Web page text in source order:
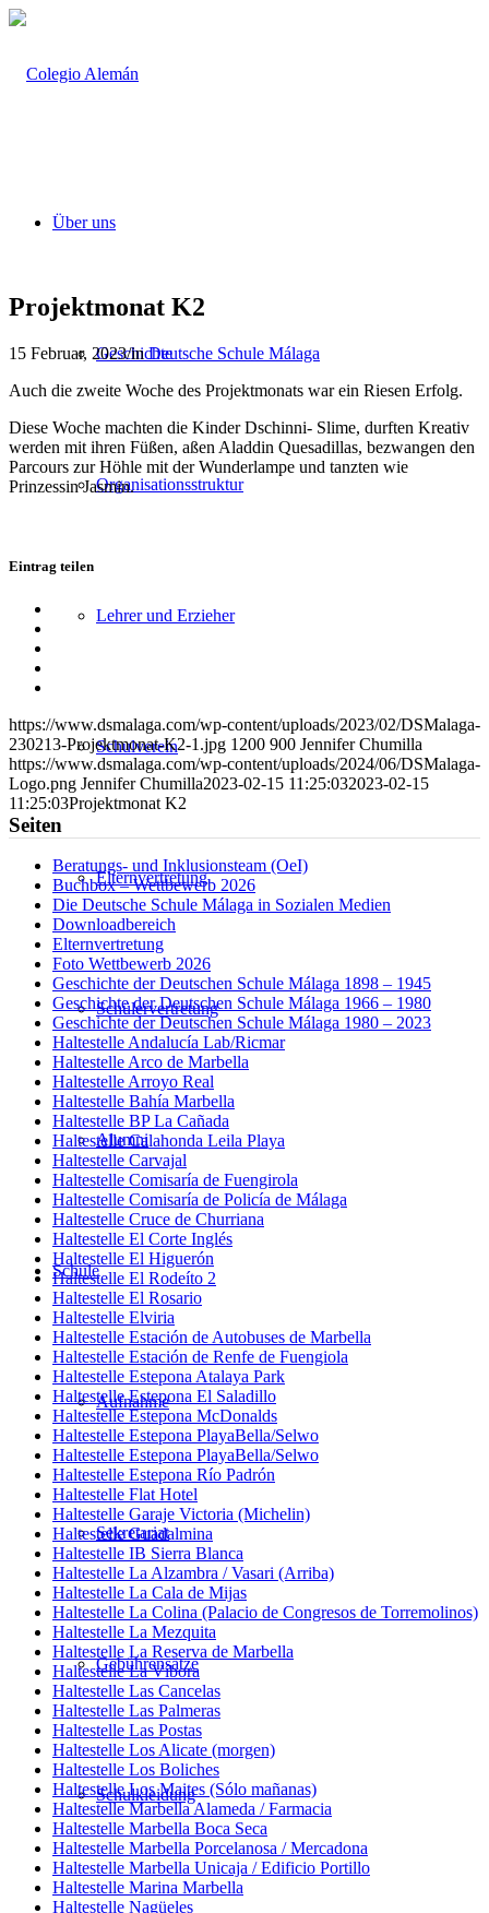
Über uns
Geschichte
Organisationsstruktur
Lehrer und Erzieher
Schulverein
Elternvertretung
Schülervertretung
Alumni
Schule
Aufnahme
Sekretariat
Gebührensätze
Schulkleidung
Projektmonat K2
15 Februar, 2023/inDeutsche Schule Málaga
Auch die zweite Woche des Projektmonats war ein Riesen Erfolg.
Diese Woche machten die Kinder Dschinni- Slime, durften Kreativ
werden mit ihren Füßen, aßen Aladdin Quesadillas, bezwangen den
Parcours zur Höhle mit der Wunderlampe und tanzten wie
Prinzessin Jasmin.
Eintrag teilen
Teilen
Mail
teilen
https://www.dsmalaga.com/wp-content/uploads/2023/02/DSMalaga-
230213-Projektmonat-K2-1.jpg 1200 900 Jennifer Chumilla
https://www.dsmalaga.com/wp-content/uploads/2024/06/DSMalaga-
Logo.png Jennifer Chumilla2023-02-15 11:25:032023-02-15
11:25:03Projektmonat K2
Seiten
Beratungs- und Inklusionsteam (OeI)
Buchbox – Wettbewerb 2026
Die Deutsche Schule Málaga in Sozialen Medien
Downloadbereich
Elternvertretung
Foto Wettbewerb 2026
Geschichte der Deutschen Schule Málaga 1898 – 1945
Geschichte der Deutschen Schule Málaga 1966 – 1980
Geschichte der Deutschen Schule Málaga 1980 – 2023
Haltestelle Andalucía Lab/Ricmar
Haltestelle Arco de Marbella
Haltestelle Arroyo Real
Haltestelle Bahía Marbella
Haltestelle BP La Cañada
Haltestelle Calahonda Leila Playa
Haltestelle Carvajal
Haltestelle Comisaría de Fuengirola
Haltestelle Comisaría de Policía de Málaga
Haltestelle Cruce de Churriana
Haltestelle El Corte Inglés
Haltestelle El Higuerón
Haltestelle El Rodeíto 2
Haltestelle El Rosario
Haltestelle Elviria
Haltestelle Estación de Autobuses de Marbella
Haltestelle Estación de Renfe de Fuengiola
Haltestelle Estepona Atalaya Park
Haltestelle Estepona El Saladillo
Haltestelle Estepona McDonalds
Haltestelle Estepona PlayaBella/Selwo
Haltestelle Estepona PlayaBella/Selwo
Haltestelle Estepona Río Padrón
Haltestelle Flat Hotel
Haltestelle Garaje Victoria (Michelin)
Haltestelle Guadalmina
Haltestelle IB Sierra Blanca
Haltestelle La Alzambra / Vasari (Arriba)
Haltestelle La Cala de Mijas
Haltestelle La Colina (Palacio de Congresos de Torremolinos)
Haltestelle La Mezquita
Haltestelle La Reserva de Marbella
Haltestelle La Víbora
Haltestelle Las Cancelas
Haltestelle Las Palmeras
Haltestelle Las Postas
Haltestelle Los Alicate (morgen)
Haltestelle Los Boliches
Haltestelle Los Maites (Sólo mañanas)
Haltestelle Marbella Alameda / Farmacia
Haltestelle Marbella Boca Seca
Haltestelle Marbella Porcelanosa / Mercadona
Haltestelle Marbella Unicaja / Edificio Portillo
Haltestelle Marina Marbella
Haltestelle Nagüeles